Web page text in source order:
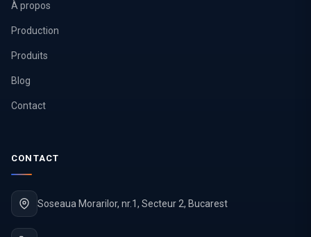
À propos
Production
Produits
Blog
Contact
CONTACT
Soseaua Morarilor, nr.1, Secteur 2, Bucarest